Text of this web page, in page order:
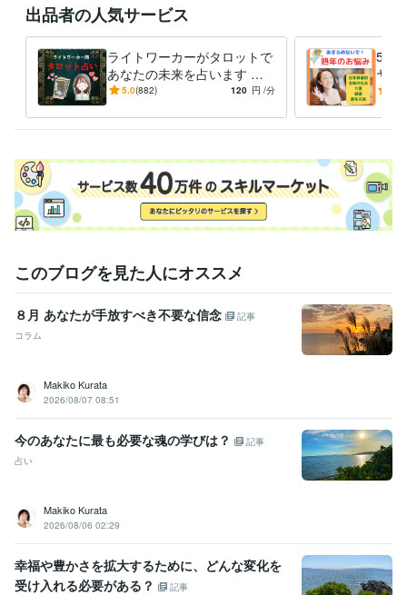
職歴
カウンセリング・コーチング
音楽家 1979年3月 ~ 現在
ビジネスプロモーター 2014年8月 ~ 現在
フォロワー様500人超え、ありがとうございます！ お陰様でゴールド
え、ありがとうございます！ フォロワー様700人超え、ありがとうご
ざいます！ お陰様で販売実績30になりました！ありがとうございま
す！ おかげさまでプラチナランクになりました！ありがとうござい
ます お陰様で販売実績50になりました！ありがとうございます！ フ
資格・検定
メンタル心理カウンセラー 取得年 : 2020年
日商簿記検定2級 取得年 : 2025年
Word:25年Canva:3年
得意分野
悩み相談・カウンセリング
■仕事、人間関係、恋愛などの悩み相談■
コーチング
強み発見
学習指導・資格・キャリア相談
成）■ ■あがり症の克服■
自分組織図 コーチング 自己分析 人間関係の整理
お金の棚卸
時間の棚卸
ジャーナリング あがり症克服 リラックス法
出品者の人気サービス
ライトワーカーがタロットで
あなたの未来を占います 恋
愛・人間関係・お仕事❤️あな
5.0(882) 120 円 /分
50才
ヤし
年・
ご不
このブログを見た人にオススメ
８月 あなたが手放すべき不要な信念
記事
コラム
Makiko Kurata
2026/08/07 08:51
今のあなたに最も必要な魂の学びは？
記事
占い
Makiko Kurata
2026/08/06 02:29
幸福や豊かさを拡大するために、どんな変化を
受け入れる必要がある？
記事